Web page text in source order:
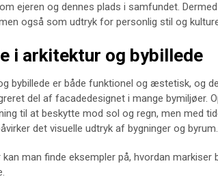
ejeren og dennes plads i samfundet.
også som udtryk for personlig stil og
i arkitektur og bybillede
bybillede er både funktionel og æstetisk, og
del af facadedesignet i mange bymiljøer.
til at beskytte mod sol og regn, men med
det visuelle udtryk af bygninger og byrum.
man finde eksempler på, hvordan markiser